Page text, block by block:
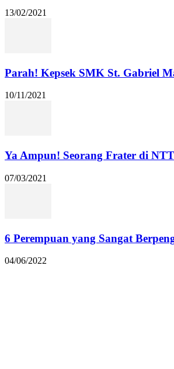
13/02/2021
Parah! Kepsek SMK St. Gabriel
10/11/2021
Ya Ampun! Seorang Frater di
07/03/2021
6 Perempuan yang Sangat
04/06/2022